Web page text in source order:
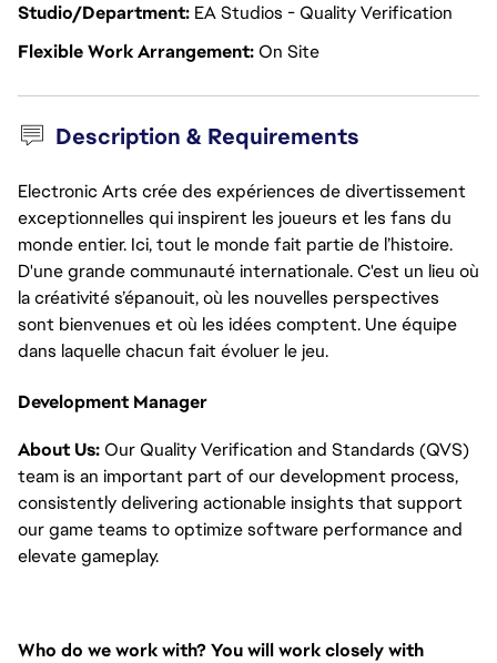
Studio/Department EA Studios - Quality Verification
Flexible Work ArrangementOn Site
Description & Requirements
Electronic Arts crée des expériences de divertissement
exceptionnelles qui inspirent les joueurs et les fans du
monde entier. Ici, tout le monde fait partie de l’histoire.
D'une grande communauté internationale. C'est un lieu où
la créativité s’épanouit, où les nouvelles perspectives
sont bienvenues et où les idées comptent. Une équipe
dans laquelle chacun fait évoluer le jeu.
Development Manager
About Us:Our Quality Verification and Standards (QVS)
team is an important part of our development process,
consistently delivering actionable insights that support
our game teams to optimize software performance and
elevate gameplay.
Who do we work with? You will work closely with